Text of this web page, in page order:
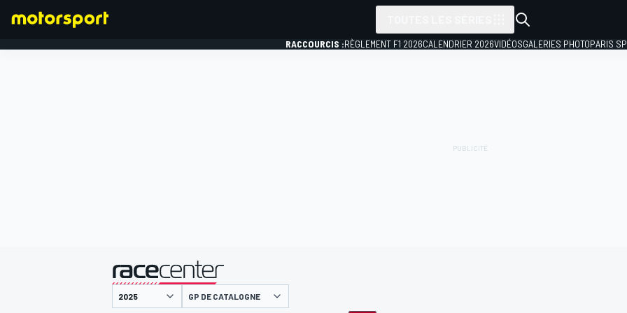
RACCOURCIS :RÈGLEMENT F1 2026CALENDRIER 2026VIDÉOSGALERIES PHOTOPARIS
présenté par
GP DE CATALOGNE